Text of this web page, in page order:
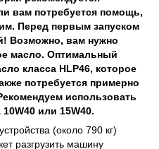
вам потребуется помощь,
Перед первым запуском
Возможно, вам нужно
масло. Оптимальный
класса HLP46, которое
потребуется примерно
использовать
или 15W40.
(около 790 кг)
разгрузить машину